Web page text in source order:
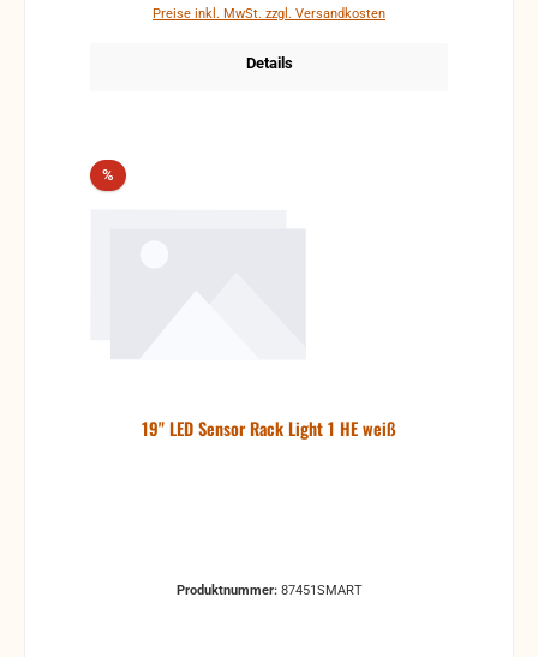
Preise inkl. MwSt. zzgl. Versandkosten
Details
%Rabatt
19" LED Sensor Rack Light 1 HE weiß
Produktnummer: 87451SMART